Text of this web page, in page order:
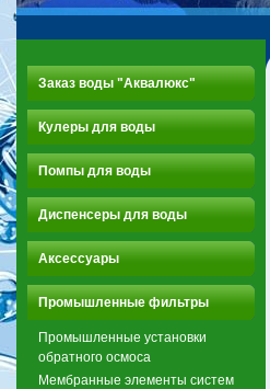
Заказ воды "Аквалюкс"
Кулеры для воды
Помпы для воды
Диспенсеры для воды
Аксессуары
Промышленные фильтры
Промышленные установки
обратного осмоса
Мембранные элементы систем